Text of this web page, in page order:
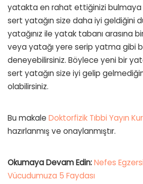
yatakta en rahat ettiğinizi bulmaya
sert yatağın size daha iyi geldiğini
yatağınız ile yatak tabanı arasına
veya yatağı yere serip yatma gibi
deneyebilirsiniz. Böylece yeni bir
sert yatağın size iyi gelip
olabilirsiniz.
Bu makale Doktorfizik Tıbbi Yayın
hazırlanmış ve onaylanmıştır.
Okumaya Devam Edin:Nefes
Vücudumuza 5 Faydası